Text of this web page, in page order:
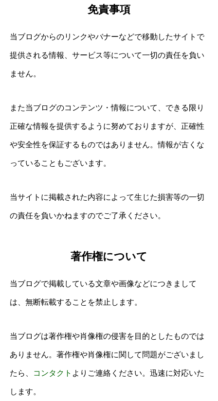
免責事項
当ブログからのリンクやバナーなどで移動したサイトで
提供される情報、サービス等について一切の責任を負い
ません。
また当ブログのコンテンツ・情報について、できる限り
正確な情報を提供するように努めておりますが、正確性
や安全性を保証するものではありません。情報が古くな
っていることもございます。
当サイトに掲載された内容によって生じた損害等の一切
の責任を負いかねますのでご了承ください。
著作権について
当ブログで掲載している文章や画像などにつきまして
は、無断転載することを禁止します。
当ブログは著作権や肖像権の侵害を目的としたものでは
ありません。著作権や肖像権に関して問題がございまし
たら、 コンタクト よりご連絡ください。迅速に対応いた
します。